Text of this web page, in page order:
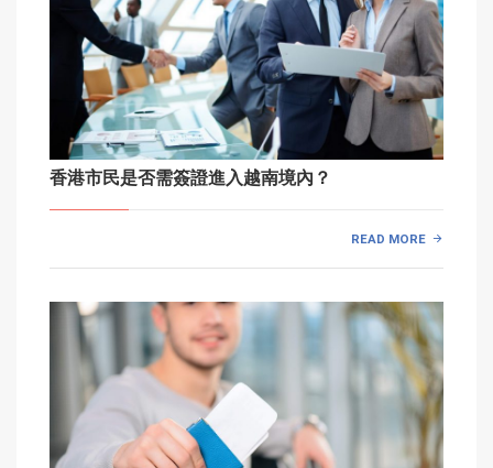
香港市民是否需簽證進入越南境內？
READ MORE